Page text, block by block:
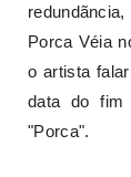
Porca Véia
o artista
data do fim
"Porca".